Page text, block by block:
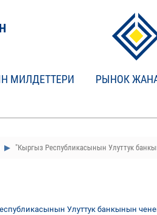
МИЛДЕТТЕРИ РЫНОК
"Кыргыз Республикасынын Улуттук
Улуттук банкынын